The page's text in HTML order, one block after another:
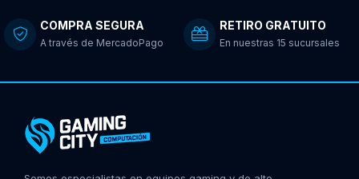
COMPRA SEGURA
A través de MercadoPago
RETIRO GRATUITO
En nuestras 15 sucursales